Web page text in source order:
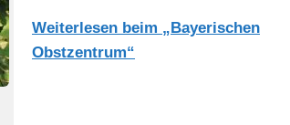
Weiterlesen beim „Bayerischen
Obstzentrum“